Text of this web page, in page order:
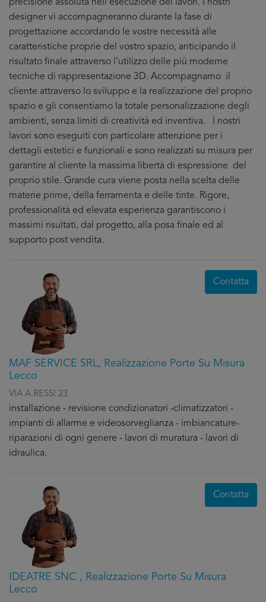
precisione assoluta nell’esecuzione dei lavori. I nostri
designer vi accompagneranno durante la fase di
progettazione accordando le vostre necessità alle
caratteristiche proprie del vostro spazio, anticipando il
risultato finale attraverso l’utilizzo delle più moderne
tecniche di rappresentazione 3D. Accompagnamo il
cliente attraverso lo sviluppo e la realizzazione del proprio
spazio e gli consentiamo la totale personalizzazione degli
ambienti, senza limiti di creatività ed inventiva. I nostri
lavori sono eseguiti con particolare attenzione per i
dettagli estetici e funzionali e sono realizzati su misura per
garantire al cliente la massima libertà di espressione del
proprio stile. Grande cura viene posta nella scelta delle
materie prime, della ferramenta e delle tinte. Rigore,
professionalità ed elevata esperienza garantiscono i
massimi risultati, dal progetto, alla posa finale ed al
supporto post vendita.
MAF SERVICE SRL, Realizzazione Porte Su Misura
Lecco
VIA A.RESSI 23
installazione - revisione condizionatori -climatizzatori -
impianti di allarme e videosorveglianza - imbiancature-
riparazioni di ogni genere - lavori di muratura - lavori di
idraulica.
Contatta
IDEATRE SNC , Realizzazione Porte Su Misura
Lecco
Contatta